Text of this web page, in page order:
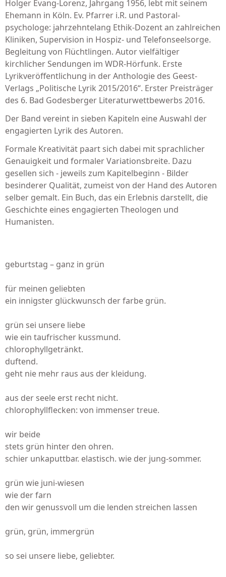
Holger Evang-Lorenz, Jahrgang 1956, lebt mit seinem
Ehemann in Köln. Ev. Pfarrer i.R. und Pastoral­
psychologe: jahrzehntelang Ethik-Dozent an zahl­reichen
Kliniken, Supervision in Hospiz- und Telefonseelsorge.
Begleitung von Flüchtlingen. Autor vielfältiger
kirchlicher Sen­dungen im WDR-Hörfunk. Erste
Lyrikveröf­fentlichung in der Anthologie des Geest-
Verlags „Politische Lyrik 2015/2016“. Erster Preisträger
des 6. Bad Godesberger Literaturwett­bewerbs 2016.
Der Band vereint in sieben Kapiteln eine Auswahl der
engagierten Lyrik des Autoren.
Formale Kreativität paart sich dabei mit sprachlicher
Genauigkeit und formaler Variationsbreite. Dazu
gesellen sich - jeweils zum Kapitelbeginn - Bilder
besinderer Qualität, zumeist von der Hand des Autoren
selber gemalt. Ein Buch, das ein Erlebnis darstellt, die
Geschichte eines engagierten Theologen und
Humanisten.
geburtstag – ganz in grün
für meinen geliebten
ein innigster glückwunsch der farbe grün.
grün sei unsere liebe
wie ein taufrischer kussmund.
chlorophyllgetränkt.
duftend.
geht nie mehr raus aus der kleidung.
aus der seele erst recht nicht.
chlorophyllflecken: von immenser treue.
wir beide
stets grün hinter den ohren.
schier unkaputtbar. elastisch. wie der jung-sommer.
grün wie juni-wiesen
wie der farn
den wir genussvoll um die lenden streichen lassen
grün, grün, immergrün
so sei unsere liebe, geliebter.